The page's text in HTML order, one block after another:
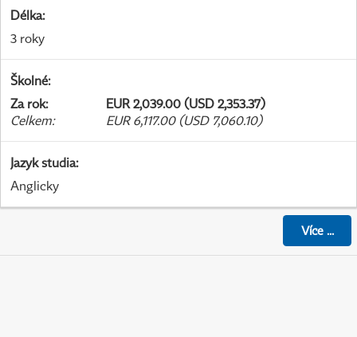
Délka:
3 roky
Školné:
Za rok:
EUR 2,039.00 (USD 2,353.37)
Celkem: EUR 6,117.00 (USD 7,060.10)
Jazyk studia:
Anglicky
Více...